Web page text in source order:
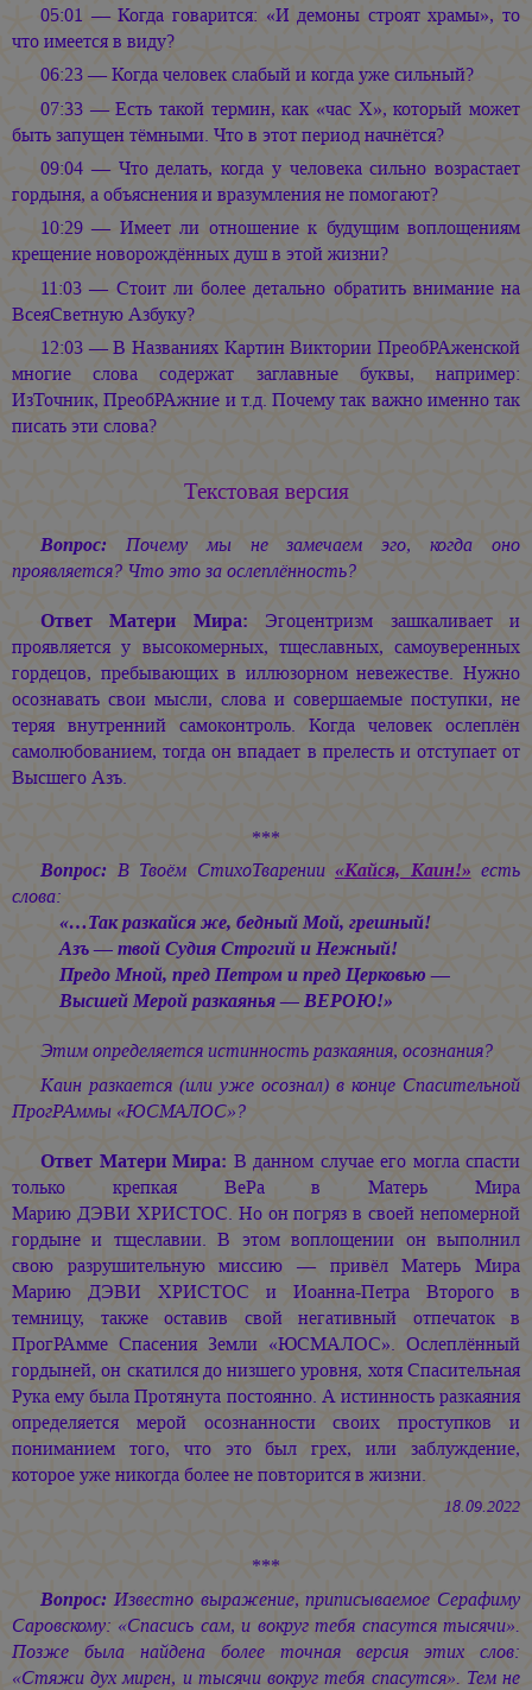
05:01 — Когда говарится: «И демоны строят храмы», то
что имеется в виду?
06:23 — Когда человек слабый и когда уже сильный?
07:33 — Есть такой термин, как «час X», который может
быть запущен тёмными. Что в этот период начнётся?
09:04 — Что делать, когда у человека сильно возрастает
гордыня, а объяснения и вразумления не помогают?
10:29 — Имеет ли отношение к будущим воплощениям
крещение новорождённых душ в этой жизни?
11:03 — Стоит ли более детально обратить внимание на
ВсеяСветную Азбуку?
12:03 — В Названиях Картин Виктории ПреобРАженской
многие слова содержат заглавные буквы, например:
ИзТочник, ПреобРАжние и т.д. Почему так важно именно так
писать эти слова?
Текстовая версия
Вопрос: Почему мы не замечаем эго, когда оно
проявляется? Что это за ослеплённость?
Ответ Матери Мира: Эгоцентризм зашкаливает и
проявляется у высокомерных, тщеславных, самоуверенных
гордецов, пребывающих в иллюзорном невежестве. Нужно
осознавать свои мысли, слова и совершаемые поступки, не
теряя внутренний самоконтроль. Когда человек ослеплён
самолюбованием, тогда он впадает в прелесть и отступает от
Высшего Азъ.
***
Вопрос: В Твоём СтихоТварении «Кайся, Каин!» есть
слова:
«…Так разкайся же, бедный Мой, грешный!
Азъ — твой Судия Строгий и Нежный!
Предо Мной, пред Петром и пред Церковью —
Высшей Мерой разкаянья — ВЕРОЮ!»
Этим определяется истинность разкаяния, осознания?
Каин разкается (или уже осознал) в конце Спасительной
ПрогРАммы «ЮСМАЛОС»?
Ответ Матери Мира: В данном случае его могла спасти
только крепкая ВеРа в Матерь Мира
Марию ДЭВИ ХРИСТОС. Но он погряз в своей непомерной
гордыне и тщеславии. В этом воплощении он выполнил
свою разрушительную миссию — привёл Матерь Мира
Марию ДЭВИ ХРИСТОС и Иоанна-Петра Второго в
темницу, также оставив свой негативный отпечаток в
ПрогРАмме Спасения Земли «ЮСМАЛОС». Ослеплённый
гордыней, он скатился до низшего уровня, хотя Спасительная
Рука ему была Протянута постоянно. А истинность разкаяния
определяется мерой осознанности своих проступков и
пониманием того, что это был грех, или заблуждение,
которое уже никогда более не повторится в жизни.
18.09.2022
***
Вопрос: Известно выражение, приписываемое Серафиму
Саровскому: «Спасись сам, и вокруг тебя спасутся тысячи».
Позже была найдена более точная версия этих слов:
«Стяжи дух мирен, и тысячи вокруг тебя спасутся». Тем не